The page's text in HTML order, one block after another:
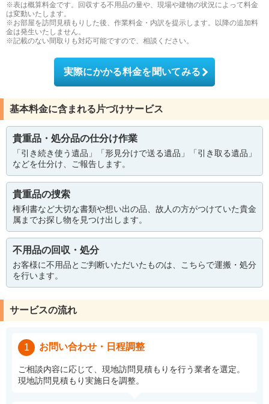
※表は概算料金です。回収する不用品の量や、現場や建物の状況によって料金
は変動いたします。
※お部屋を訪問見積もりした後、作業料金・内訳を提示します。以降の追加料
金は発生いたしません。
※記載のない間取りも対応可能ですので、相談ください。
実際にかかる料金を聞いてみる
基本料金に含まれる片づけサービス
貴重品・処分品の仕分け作業
「引き続き使う遺品」「形見分けで送る遺品」「引き取る遺品」
などを仕分け、ご報告します。
貴重品の捜索
権利書など大切な書類や想い出の品、故人の方がつけていた貴金
属までお探し物を見つけ出します。
不用品の回収・処分
お客様に不用品とご判断いただいたものは、こちらで運搬・処分
を行います。
サービスの流れ
1 お問い合わせ・日程調整
ご相談内容に応じて、現地訪問見積もりを行う業者を選定。
現地訪問見積もり実施日を調整。